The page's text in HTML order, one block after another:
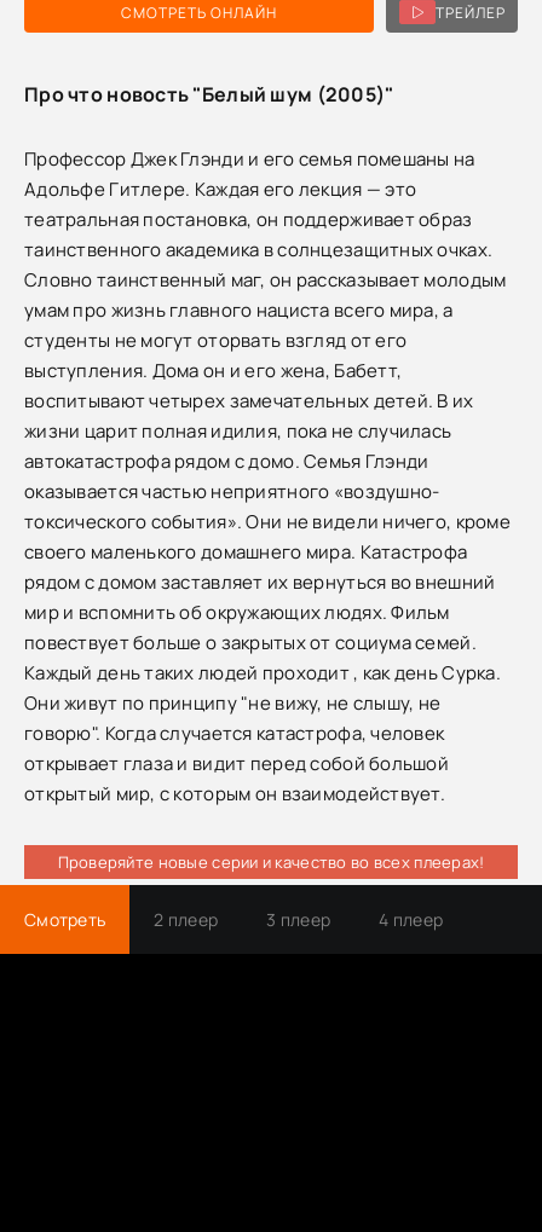
СМОТРЕТЬ ОНЛАЙН ТРЕЙЛЕР
Про что новость "Белый шум (2005)"
Профессор Джек Глэнди и его семья помешаны на
Адольфе Гитлере. Каждая его лекция — это
театральная постановка, он поддерживает образ
таинственного академика в солнцезащитных очках.
Словно таинственный маг, он рассказывает молодым
умам про жизнь главного нациста всего мира, а
студенты не могут оторвать взгляд от его
выступления. Дома он и его жена, Бабетт,
воспитывают четырех замечательных детей. В их
жизни царит полная идилия, пока не случилась
автокатастрофа рядом с домо. Семья Глэнди
оказывается частью неприятного «воздушно-
токсического события». Они не видели ничего, кроме
своего маленького домашнего мира. Катастрофа
рядом с домом заставляет их вернуться во внешний
мир и вспомнить об окружающих людях. Фильм
повествует больше о закрытых от социума семей.
Каждый день таких людей проходит , как день Сурка.
Они живут по принципу "не вижу, не слышу, не
говорю". Когда случается катастрофа, человек
открывает глаза и видит перед собой большой
открытый мир, с которым он взаимодействует.
Проверяйте новые серии и качество во всех плеерах!
Смотреть 2 плеер 3 плеер 4 плеер